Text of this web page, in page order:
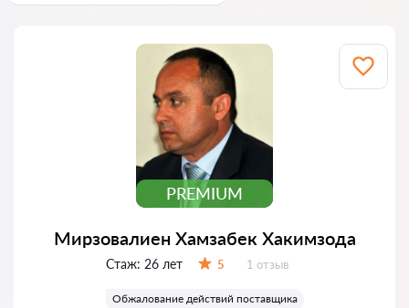
PREMIUM
Мирзовалиен Хамзабек Хакимзода
Стаж: 26 лет 5 Отзывов:
1 отзыв
Обжалование действий поставщика